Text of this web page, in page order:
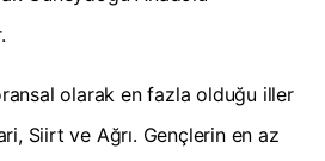
olarak en fazla olduğu iller
Siirt ve Ağrı. Gençlerin en az